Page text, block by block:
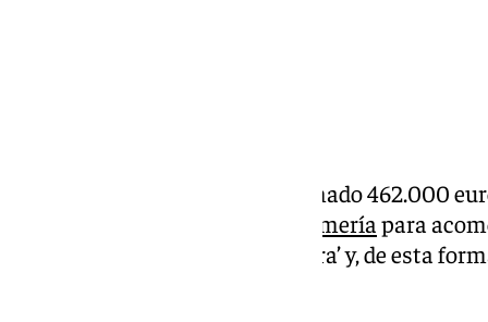
La Junta de Andalucía ha destinado 462.000
Huércal de Almeríapara
tránsito en el barrio de ‘La Lustra’ y, de esta